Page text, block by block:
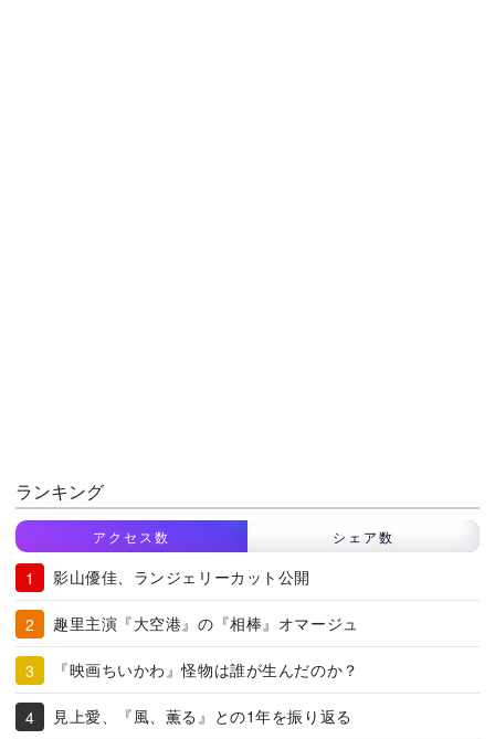
ランキング
アクセス数 シェア数
影山優佳、ランジェリーカット公開
趣里主演『大空港』の『相棒』オマージュ
『映画ちいかわ』怪物は誰が生んだのか？
見上愛、『風、薫る』との1年を振り返る